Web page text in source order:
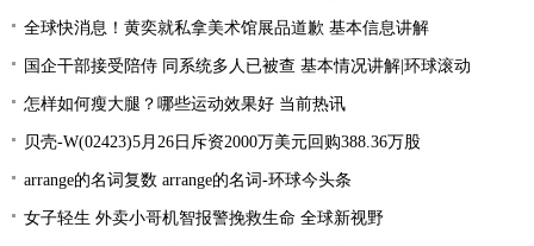
全球快消息！黄奕就私拿美术馆展品道歉 基本信息讲解
国企干部接受陪侍 同系统多人已被查 基本情况讲解|环球滚动
怎样如何瘦大腿？哪些运动效果好 当前热讯
贝壳-W(02423)5月26日斥资2000万美元回购388.36万股
arrange的名词复数 arrange的名词-环球今头条
女子轻生 外卖小哥机智报警挽救生命 全球新视野